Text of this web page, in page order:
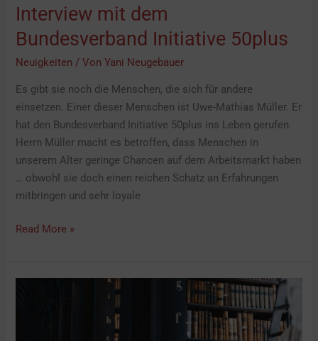
Interview mit dem
Bundesverband Initiative 50plus
Neuigkeiten / VonYani Neugebauer
Es gibt sie noch die Menschen, die sich für andere
einsetzen. Einer dieser Menschen ist Uwe-Mathias Müller. Er
hat den Bundesverband Initiative 50plus ins Leben gerufen.
Herrn Müller macht es betroffen, dass Menschen in
unserem Alter geringe Chancen auf dem Arbeitsmarkt haben
… obwohl sie doch einen reichen Schatz an Erfahrungen
mitbringen und sehr loyale
Read More »